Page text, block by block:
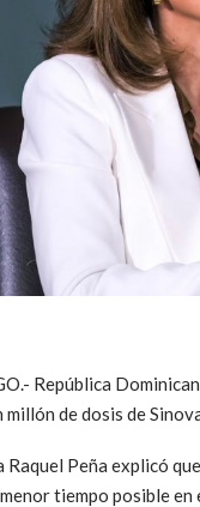
República
de dosis de
Raquel Peña explicó
tiempo posible